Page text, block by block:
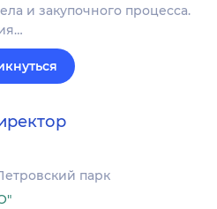
и закупочного процесса.
парк